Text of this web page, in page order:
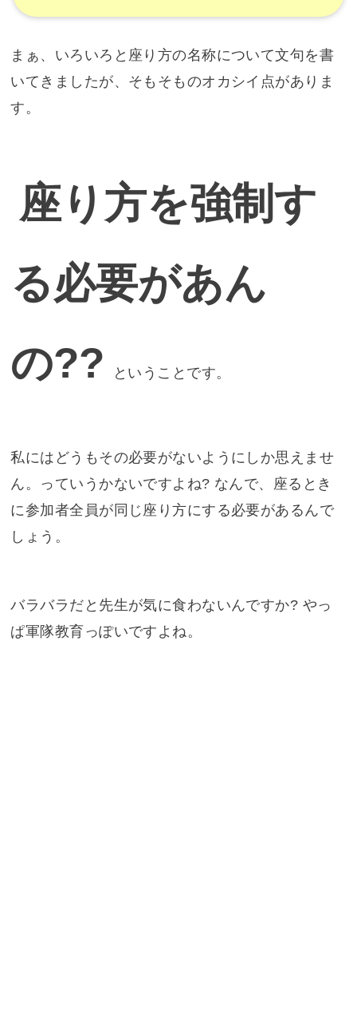
まぁ、いろいろと座り方の名称について文句を書
いてきましたが、そもそものオカシイ点がありま
す。
座り方を強制す
る必要があん
の??
ということです。
私にはどうもその必要がないようにしか思えませ
ん。っていうかないですよね? なんで、座るとき
に参加者全員が同じ座り方にする必要があるんで
しょう。
バラバラだと先生が気に食わないんですか? やっ
ぱ軍隊教育っぽいですよね。